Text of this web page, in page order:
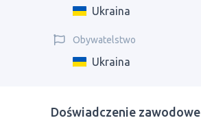
Ukraina
Obywatelstwo
Ukraina
Doświadczenie zawodowe